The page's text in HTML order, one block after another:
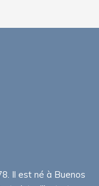
Il est né à Buenos